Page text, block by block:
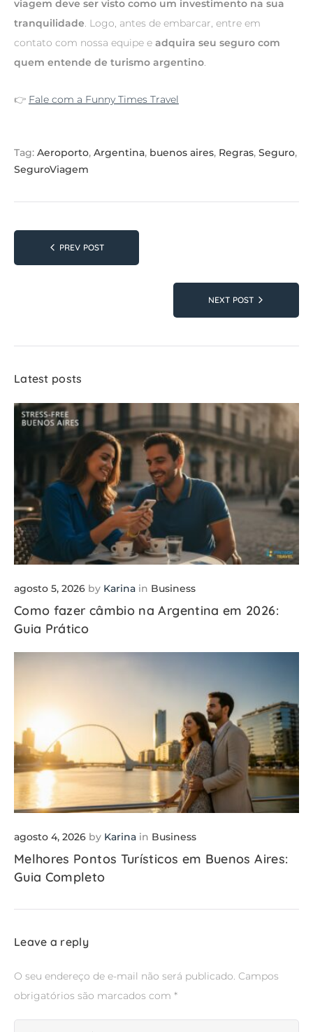
viagem deve ser visto como um investimento na sua
tranquilidade. Logo, antes de embarcar, entre em
contato com nossa equipe e adquira seu seguro com
quem entende de turismo argentino.
👉 Fale com a Funny Times Travel
Tag: Aeroporto, Argentina, buenos aires, Regras, Seguro,
SeguroViagem
Navegação
de
PREV POST
NEXT POST
Latest posts
agosto 5, 2026 by Karina in Business
Como fazer câmbio na Argentina em 2026:
Guia Prático
agosto 4, 2026 by Karina in Business
Melhores Pontos Turísticos em Buenos Aires:
Guia Completo
Leave a reply
O seu endereço de e-mail não será publicado. Campos
obrigatórios são marcados com *